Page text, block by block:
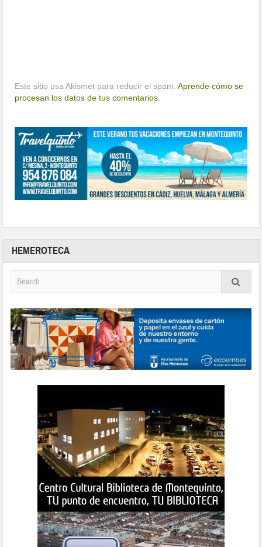
Este sitio usa Akismet para reducir el spam.Aprende cómo se
procesan los datos de tus comentarios.
HEMEROTECA